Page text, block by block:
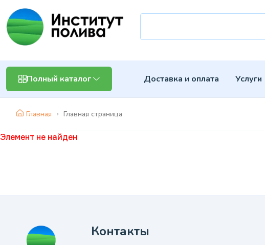
Полный каталог Доставка и оплата Услуги
Главная Главная страница
Элемент не найден
Контакты